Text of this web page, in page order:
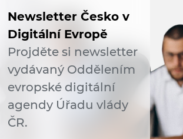
Newsletter Česko v
Digitální Evropě
Projděte si newsletter
vydávaný Oddělením
evropské digitální
agendy Úřadu vlády
ČR.